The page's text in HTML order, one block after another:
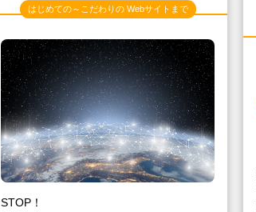
はじめての～こだわりの Webサイトまで
STOP！